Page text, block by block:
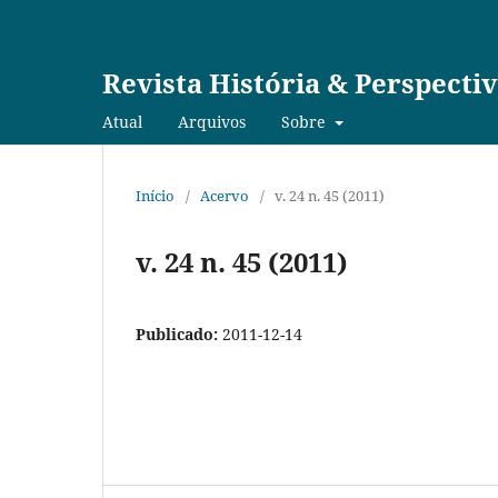
Revista História &
Atual Arquivos Sobre
Início / Acervo / v. 24 n. 45 (2011)
v. 24 n. 45 (2011)
Publicado: 2011-12-14